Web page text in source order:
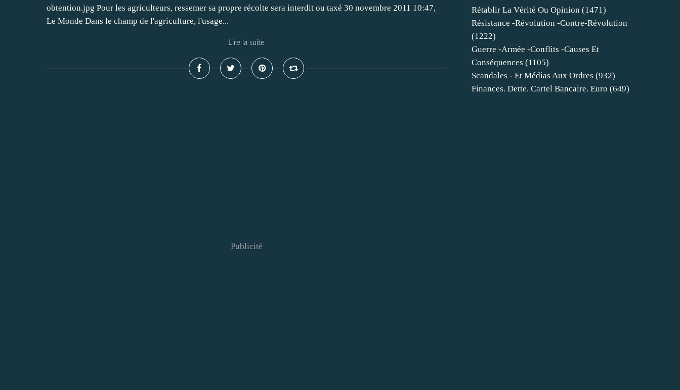
obtention.jpg Pour les agriculteurs, ressemer sa propre récolte sera interdit ou taxé 30 novembre 2011 10:47,
Le Monde Dans le champ de l'agriculture, l'usage...
Lire la suite
Publicité
Rétablir La Vérité Ou Opinion (1471)
Résistance -révolution -contre-Révolution
(1222)
Guerre -armée -conflits -causes Et
Conséquences (1105)
Scandales - Et Médias Aux Ordres (932)
Finances. Dette. Cartel Bancaire. Euro (649)